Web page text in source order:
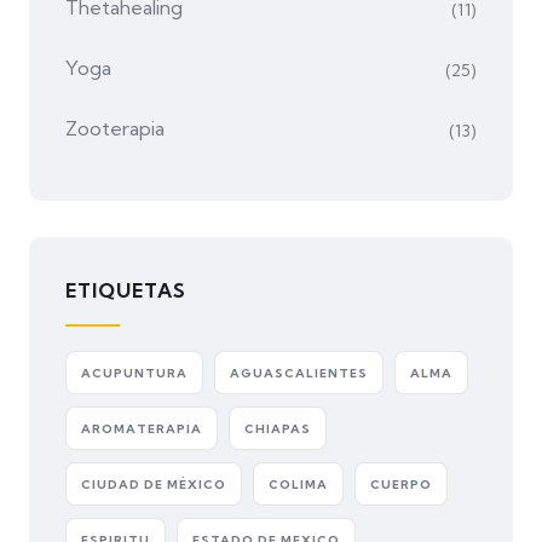
Thetahealing (11)
Yoga (25)
Zooterapia (13)
ETIQUETAS
ACUPUNTURA AGUASCALIENTES ALMA
AROMATERAPIA CHIAPAS
CIUDAD DE MÉXICO COLIMA CUERPO